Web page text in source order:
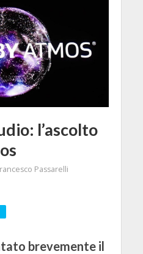
l’ascolto
Passarelli
brevemente il